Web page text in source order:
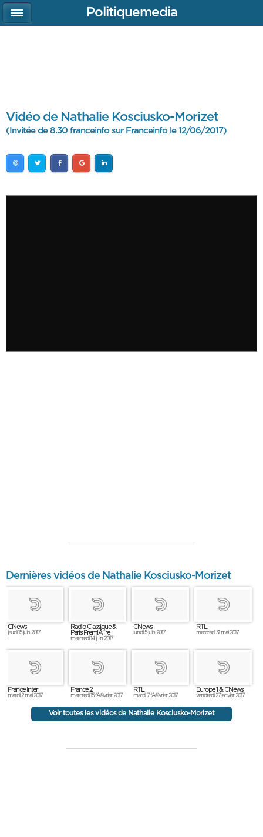
Vidéo de Nathalie Kosciusko-Morizet
(Invitée de 8.30 franceinfo sur Franceinfo le 12/06/2017)
Dernières vidéos de Nathalie Kosciusko-Morizet
CNews
jeudi 15 juin 2017
Radio Classique &
Paris PremiÃ¨re
mercredi 14 juin 2017
CNews
lundi 5 juin 2017
RTL
mercredi 31 mai 2017
France Inter
mardi 2 mai 2017
France 2
mercredi 15 fÃ©vrier 2017
RTL
mardi 7 fÃ©vrier 2017
Europe 1 & CNews
vendredi 27 janvier 2017
Voir toutes les vidéos de Nathalie Kosciusko-Morizet
Politiquemedia